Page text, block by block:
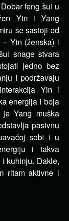
feng šui u
Yin i Yang
se sastoji od
– Yin (ženska) i
snage stvara
jedno bez
i podržavaju
Yin i
energija i boja
Yang muška
pasivnu
sobi i u
i takva
kuhinju. Dakle,
ritam aktivne i